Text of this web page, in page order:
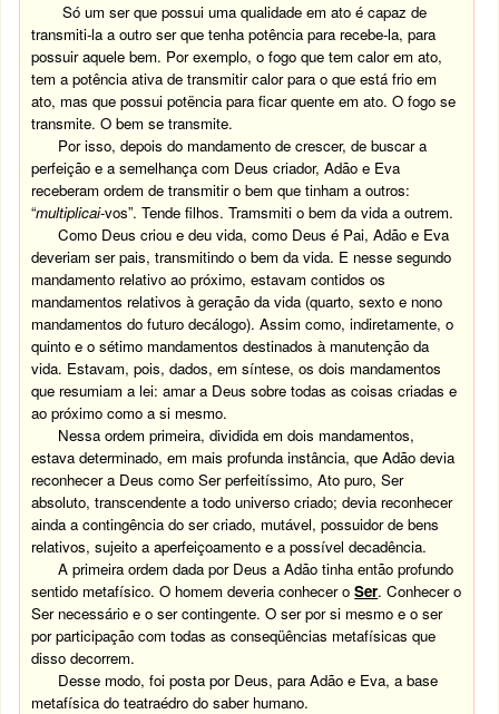
Só um ser que possui uma qualidade em ato é capaz de
transmiti-la a outro ser que tenha potência para recebe-la, para
possuir aquele bem. Por exemplo, o fogo que tem calor em ato,
tem a potência ativa de transmitir calor para o que está frio em
ato, mas que possui potëncia para ficar quente em ato. O fogo se
transmite. O bem se transmite.
Por isso, depois do mandamento de crescer, de buscar a
perfeição e a semelhança com Deus criador, Adão e Eva
receberam ordem de transmitir o bem que tinham a outros:
“multiplicai-vos”. Tende filhos. Tramsmiti o bem da vida a outrem.
Como Deus criou e deu vida, como Deus é Pai, Adão e Eva
deveriam ser pais, transmitindo o bem da vida. E nesse segundo
mandamento relativo ao próximo, estavam contidos os
mandamentos relativos à geração da vida (quarto, sexto e nono
mandamentos do futuro decálogo). Assim como, indiretamente, o
quinto e o sétimo mandamentos destinados à manutenção da
vida. Estavam, pois, dados, em síntese, os dois mandamentos
que resumiam a lei: amar a Deus sobre todas as coisas criadas e
ao próximo como a si mesmo.
Nessa ordem primeira, dividida em dois mandamentos,
estava determinado, em mais profunda instância, que Adão devia
reconhecer a Deus como Ser perfeitíssimo, Ato puro, Ser
absoluto, transcendente a todo universo criado; devia reconhecer
ainda a contingência do ser criado, mutável, possuidor de bens
relativos, sujeito a aperfeiçoamento e a possível decadência.
A primeira ordem dada por Deus a Adão tinha então profundo
sentido metafísico. O homem deveria conhecer oSer. Conhecer o
Ser necessário e o ser contingente. O ser por si mesmo e o ser
por participação com todas as conseqüências metafísicas que
disso decorrem.
Desse modo, foi posta por Deus, para Adão e Eva, a base
metafísica do teatraédro do saber humano.